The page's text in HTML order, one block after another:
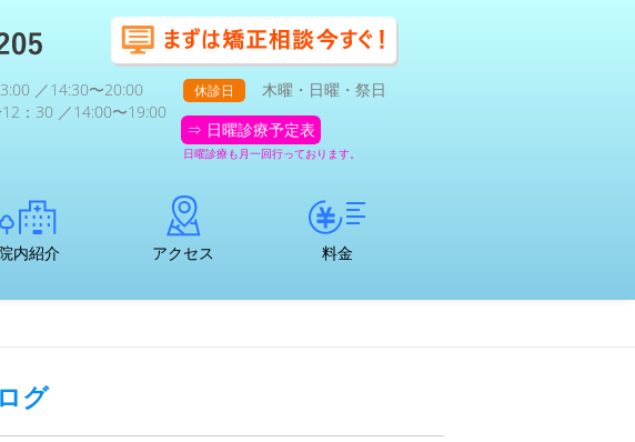
／14:30〜20:00
：30 ／14:00〜19:00
休診日
木曜・日曜・祭日
⇒ 日曜診療予定表
日曜診療も月一回行っております。
内紹介 アクセス 料金
グ